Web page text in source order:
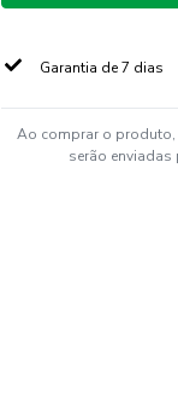
Garantia de 7 dias
Ao comprar o
serão enviadas